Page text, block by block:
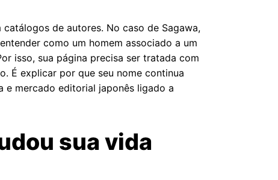
de autores. No caso de Sagawa,
como um homem associado a um
isso, sua página precisa ser tratada com
É explicar por que seu nome continua
e mercado editorial japonês ligado a
sua vida